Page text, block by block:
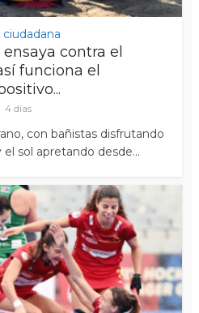
ciudadana
contra el
funciona el
4 días
con bañistas disfrutando
sol apretando desde...